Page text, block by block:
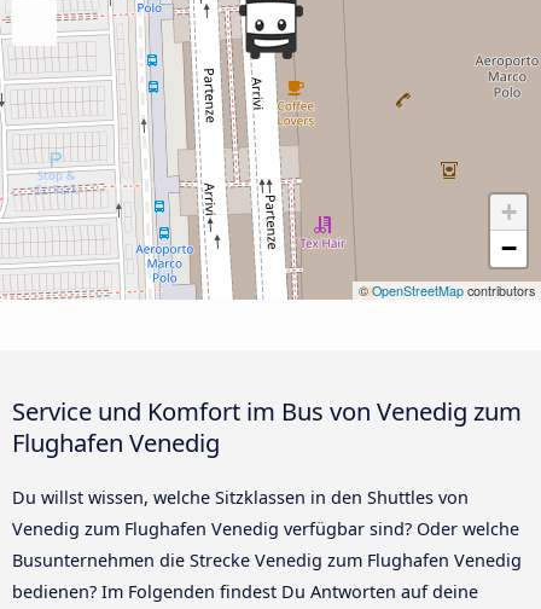
+
−
©OpenStreetMap contributors
Service und Komfort im Bus von Venedig zum
Flughafen Venedig
Du willst wissen, welche Sitzklassen in den Shuttles von
Venedig zum Flughafen Venedig verfügbar sind? Oder welche
Busunternehmen die Strecke Venedig zum Flughafen Venedig
bedienen? Im Folgenden findest Du Antworten auf deine